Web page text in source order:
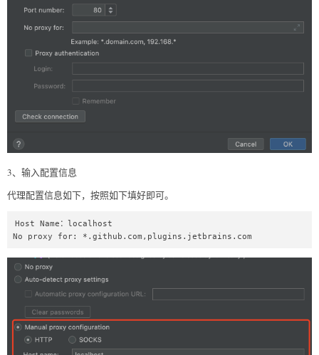
3、输入配置信息
代理配置信息如下，按照如下填好即可。
Host Name：localhost
No proxy for: *.github.com,plugins.jetbrains.com